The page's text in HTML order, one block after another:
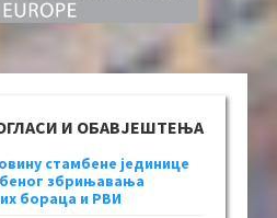
И ОБАВЈЕШТЕЊА
стамбене јединице
збрињавања
бораца и РВИ